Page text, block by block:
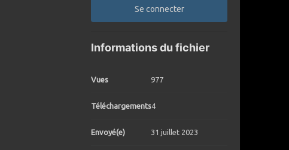
Se connecter
Informations du fichier
Vues 977
Téléchargements4
Envoyé(e) 31 juillet 2023